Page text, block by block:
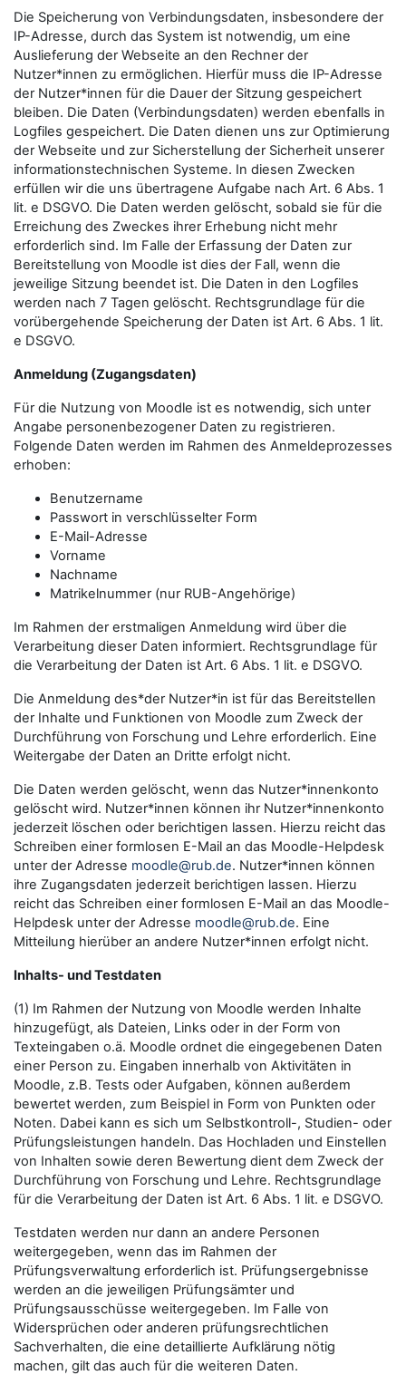
Die Speicherung von Verbindungsdaten, insbesondere der
IP-Adresse, durch das System ist notwendig, um eine
Auslieferung der Webseite an den Rechner der
Nutzer*innen zu ermöglichen. Hierfür muss die IP-Adresse
der Nutzer*innen für die Dauer der Sitzung gespeichert
bleiben. Die Daten (Verbindungsdaten) werden ebenfalls in
Logfiles gespeichert. Die Daten dienen uns zur Optimierung
der Webseite und zur Sicherstellung der Sicherheit unserer
informationstechnischen Systeme. In diesen Zwecken
erfüllen wir die uns übertragene Aufgabe nach Art. 6 Abs. 1
lit. e DSGVO. Die Daten werden gelöscht, sobald sie für die
Erreichung des Zweckes ihrer Erhebung nicht mehr
erforderlich sind. Im Falle der Erfassung der Daten zur
Bereitstellung von Moodle ist dies der Fall, wenn die
jeweilige Sitzung beendet ist. Die Daten in den Logfiles
werden nach 7 Tagen gelöscht. Rechtsgrundlage für die
vorübergehende Speicherung der Daten ist Art. 6 Abs. 1 lit.
e DSGVO.
Anmeldung (Zugangsdaten)
Für die Nutzung von Moodle ist es notwendig, sich unter
Angabe personenbezogener Daten zu registrieren.
Folgende Daten werden im Rahmen des Anmeldeprozesses
erhoben:
Benutzername
Passwort in verschlüsselter Form
E-Mail-Adresse
Vorname
Nachname
Matrikelnummer (nur RUB-Angehörige)
Im Rahmen der erstmaligen Anmeldung wird über die
Verarbeitung dieser Daten informiert. Rechtsgrundlage für
die Verarbeitung der Daten ist Art. 6 Abs. 1 lit. e DSGVO.
Die Anmeldung des*der Nutzer*in ist für das Bereitstellen
der Inhalte und Funktionen von Moodle zum Zweck der
Durchführung von Forschung und Lehre erforderlich. Eine
Weitergabe der Daten an Dritte erfolgt nicht.
Die Daten werden gelöscht, wenn das Nutzer*innenkonto
gelöscht wird. Nutzer*innen können ihr Nutzer*innenkonto
jederzeit löschen oder berichtigen lassen. Hierzu reicht das
Schreiben einer formlosen E-Mail an das Moodle-Helpdesk
unter der Adresse moodle@rub.de. Nutzer*innen können
ihre Zugangsdaten jederzeit berichtigen lassen. Hierzu
reicht das Schreiben einer formlosen E-Mail an das Moodle-
Helpdesk unter der Adresse moodle@rub.de. Eine
Mitteilung hierüber an andere Nutzer*innen erfolgt nicht.
Inhalts- und Testdaten
(1) Im Rahmen der Nutzung von Moodle werden Inhalte
hinzugefügt, als Dateien, Links oder in der Form von
Texteingaben o.ä. Moodle ordnet die eingegebenen Daten
einer Person zu. Eingaben innerhalb von Aktivitäten in
Moodle, z.B. Tests oder Aufgaben, können außerdem
bewertet werden, zum Beispiel in Form von Punkten oder
Noten. Dabei kann es sich um Selbstkontroll-, Studien- oder
Prüfungsleistungen handeln. Das Hochladen und Einstellen
von Inhalten sowie deren Bewertung dient dem Zweck der
Durchführung von Forschung und Lehre. Rechtsgrundlage
für die Verarbeitung der Daten ist Art. 6 Abs. 1 lit. e DSGVO.
Testdaten werden nur dann an andere Personen
weitergegeben, wenn das im Rahmen der
Prüfungsverwaltung erforderlich ist. Prüfungsergebnisse
werden an die jeweiligen Prüfungsämter und
Prüfungsausschüsse weitergegeben. Im Falle von
Widersprüchen oder anderen prüfungsrechtlichen
Sachverhalten, die eine detaillierte Aufklärung nötig
machen, gilt das auch für die weiteren Daten.